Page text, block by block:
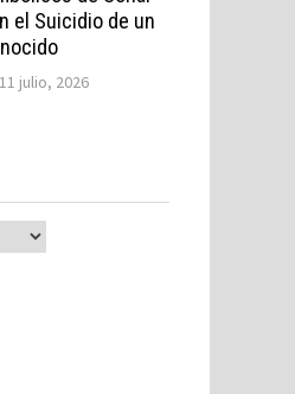
el Suicidio de un
11 julio, 2026